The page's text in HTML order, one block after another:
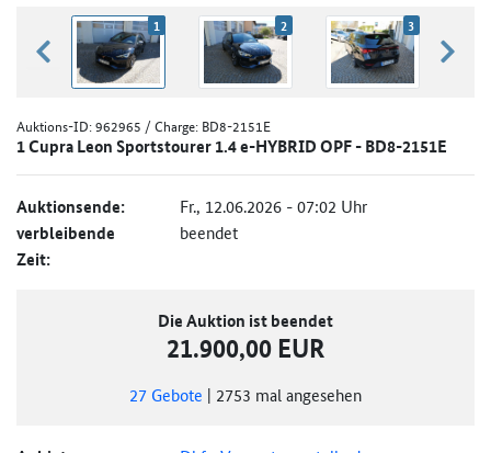
zurück blättern
1 2 3
Auktions-ID:962965 / Charge: BD8-2151E
1 Cupra Leon Sportstourer 1.4 e-HYBRID OPF - BD8-2151E
Auktionsende: Fr., 12.06.2026 - 07:02 Uhr
verbleibende
Zeit:
beendet
Die Auktion ist beendet
21.900,00 EUR
27 Gebote | 2753 mal angesehen